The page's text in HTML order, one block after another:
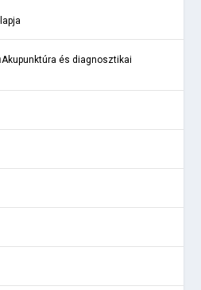
Akupunktúra és diagnosztikai